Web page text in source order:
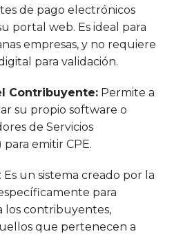
de pago electrónicos
portal web. Es ideal para
empresas, y no requiere
para validación.
Contribuyente: Permite a
su propio software o
de Servicios
para emitir CPE.
: Es un sistema creado por la
para
los contribuyentes,
que pertenecen a